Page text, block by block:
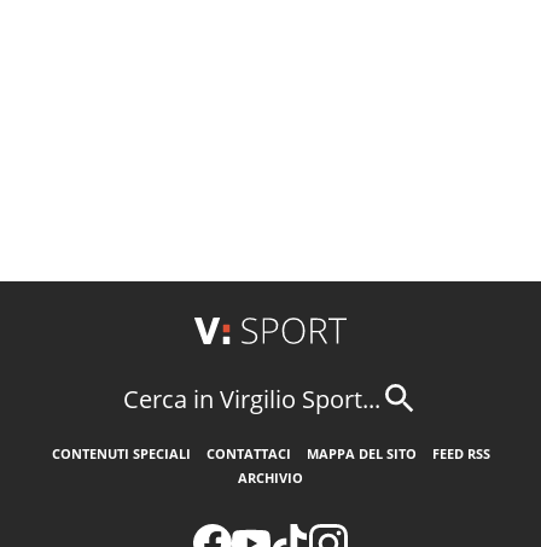
Cerca in Virgilio Sport...
CONTENUTI SPECIALI CONTATTACI MAPPA DEL SITO
FEED RSS
ARCHIVIO